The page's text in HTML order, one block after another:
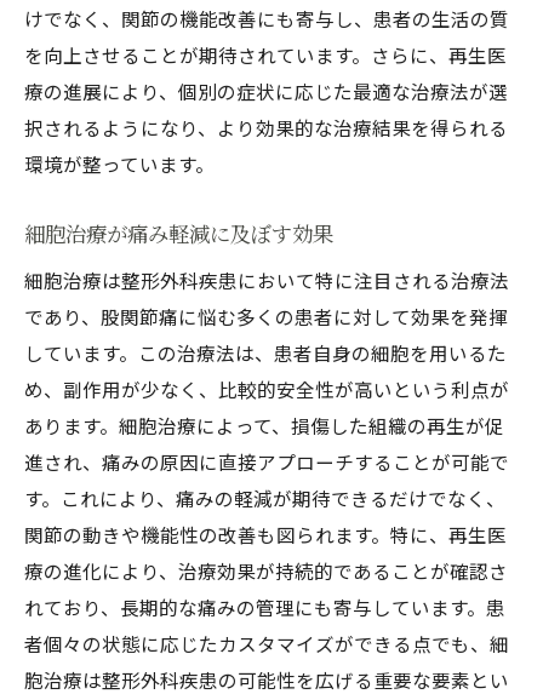
けでなく、関節の機能改善にも寄与し、患者の生活の質
を向上させることが期待されています。さらに、再生医
療の進展により、個別の症状に応じた最適な治療法が選
択されるようになり、より効果的な治療結果を得られる
環境が整っています。
細胞治療が痛み軽減に及ぼす効果
細胞治療は整形外科疾患において特に注目される治療法
であり、股関節痛に悩む多くの患者に対して効果を発揮
しています。この治療法は、患者自身の細胞を用いるた
め、副作用が少なく、比較的安全性が高いという利点が
あります。細胞治療によって、損傷した組織の再生が促
進され、痛みの原因に直接アプローチすることが可能で
す。これにより、痛みの軽減が期待できるだけでなく、
関節の動きや機能性の改善も図られます。特に、再生医
療の進化により、治療効果が持続的であることが確認さ
れており、長期的な痛みの管理にも寄与しています。患
者個々の状態に応じたカスタマイズができる点でも、細
胞治療は整形外科疾患の可能性を広げる重要な要素とい